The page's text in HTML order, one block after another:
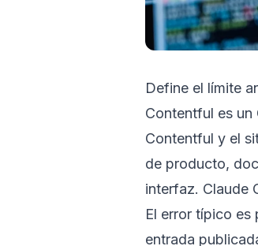
Define el límite
Contentful es
Contentful y el
de producto,
interfaz. Claude
El error típico es
entrada